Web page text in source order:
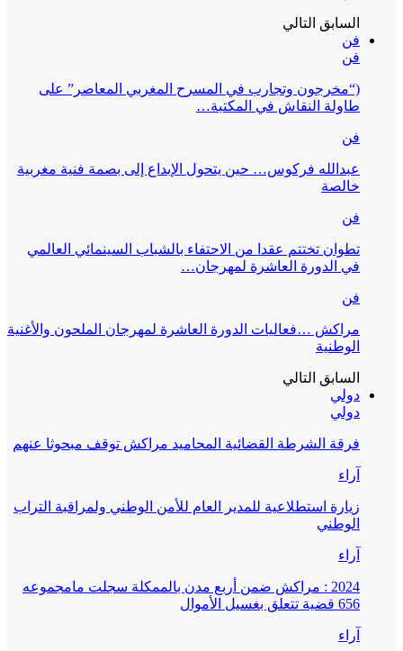
السابق التالي
فن
فن
(“مخرجون وتجارب في المسرح المغربي المعاصر” على
طاولة النقاش في المكتبة…
فن
عبدالله فركوس… حين يتحول الإبداع إلى بصمة فنية مغربية
خالصة
فن
تطوان تختتم عقدا من الاحتفاء بالشباب السينمائي العالمي
في الدورة العاشرة لمهرجان…
فن
مراكش …فعاليات الدورة العاشرة لمهرجان الملحون والأغنية
الوطنية
السابق التالي
دولي
دولي
فرقة الشرطة القضائية المحاميد مراكش توقف مبحوثا عنهم
آراء
زيارة استطلاعية للمدير العام للأمن الوطني ولمراقبة التراب
الوطني
آراء
2024 : مراكش ضمن أربع مدن بالممكلة سجلت مامجموعه
656 قضية تتعلق بغسيل الأموال
آراء